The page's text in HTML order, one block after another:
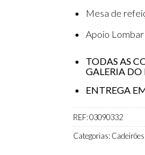
Mesa de
Apoio Lombar
TODAS AS
GALERIA
ENTREGA
REF:03090332
Categorias: Cadeirões